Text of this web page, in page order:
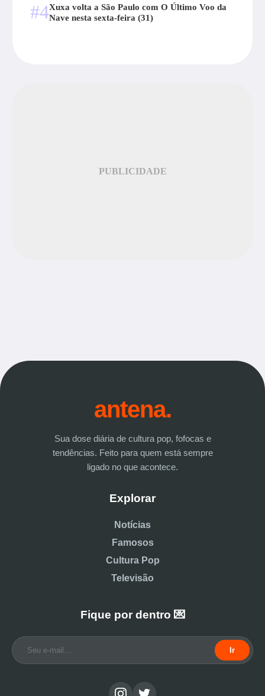
#4Xuxa volta a São Paulo com O Último Voo da
Nave nesta sexta-feira (31)
PUBLICIDADE
antena.
Sua dose diária de cultura pop, fofocas e
tendências. Feito para quem está sempre
ligado no que acontece.
Explorar
Notícias
Famosos
Cultura Pop
Televisão
Fique por dentro 💌
Ir